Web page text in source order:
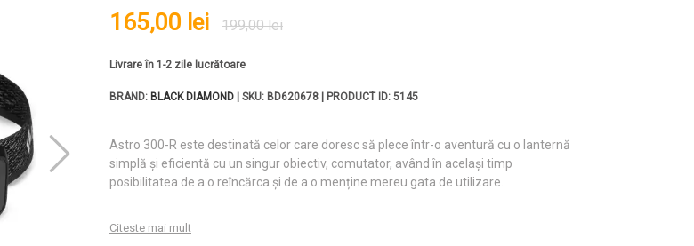
165,00 lei 199,00 lei
Livrare în 1-2 zile lucrătoare
BRAND: BLACK DIAMOND | SKU: BD620678 | PRODUCT ID: 5145
Astro 300-R este destinată celor care doresc să plece într-o aventură cu o lanternă
simplă și eficientă cu un singur obiectiv, comutator, având în același timp
posibilitatea de a o reîncărca și de a o menține mereu gata de utilizare.
Citeste mai mult